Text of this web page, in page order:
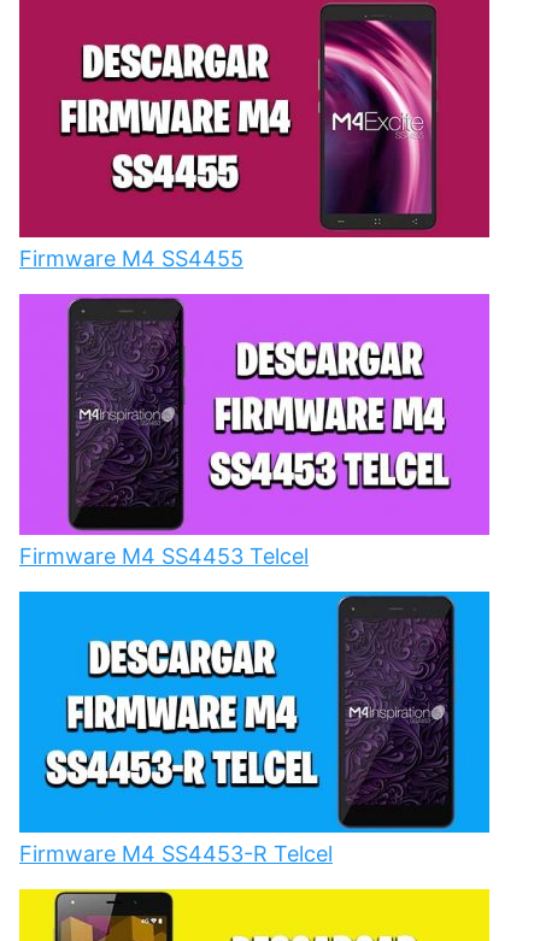
Firmware M4 SS4455
Firmware M4 SS4453 Telcel
Firmware M4 SS4453-R Telcel